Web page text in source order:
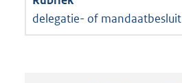
delegatie- of mandaatbesluit